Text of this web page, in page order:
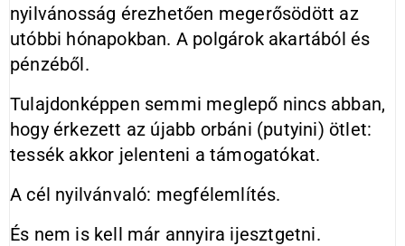
nyilvánosság érezhetően megerősödött az
utóbbi hónapokban. A polgárok akartából és
pénzéből.
Tulajdonképpen semmi meglepő nincs abban,
hogy érkezett az újabb orbáni (putyini) ötlet:
tessék akkor jelenteni a támogatókat.
A cél nyilvánvaló: megfélemlítés.
És nem is kell már annyira ijesztgetni.